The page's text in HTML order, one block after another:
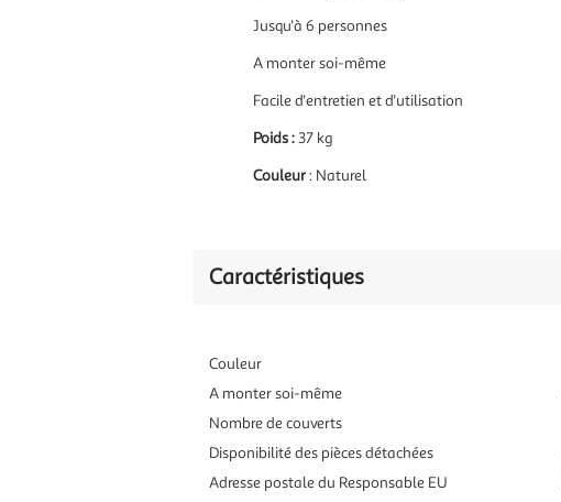
Jusqu'à 6 personnes
A monter soi-même
Facile d'entretien et d'utilisation
Poids :37 kg
Couleur: Naturel
Caractéristiques
Couleur
A monter soi-même
Nombre de couverts
Disponibilité des pièces détachées
Adresse postale du Responsable EU